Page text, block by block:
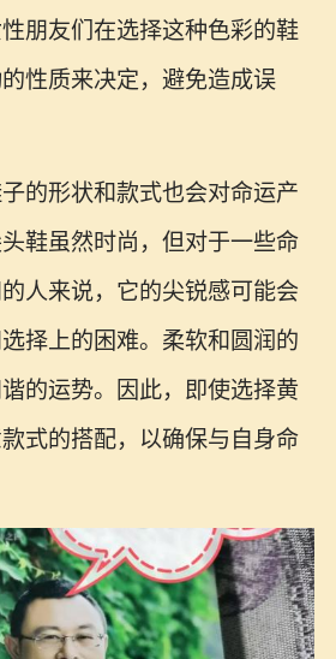
朋友们在选择这种色彩的鞋
性质来决定，避免造成误
的形状和款式也会对命运产
鞋虽然时尚，但对于一些命
人来说，它的尖锐感可能会
择上的困难。柔软和圆润的
的运势。因此，即使选择黄
式的搭配，以确保与自身命